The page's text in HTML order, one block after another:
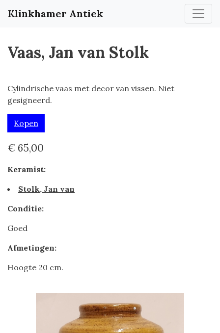
Klinkhamer Antiek
Vaas, Jan van Stolk
Cylindrische vaas met decor van vissen. Niet
gesigneerd.
Kopen
€ 65,00
Keramist:
Stolk, Jan van
Conditie:
Goed
Afmetingen:
Hoogte 20 cm.